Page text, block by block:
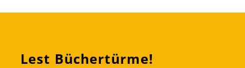
Lest Büchertürme!